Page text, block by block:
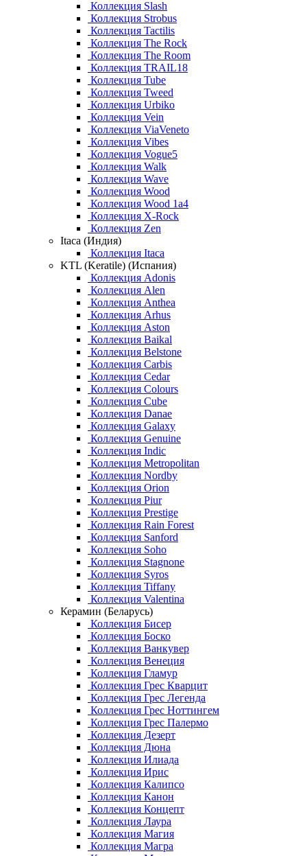
Коллекция Slash
Коллекция Strobus
Коллекция Tactilis
Коллекция The Rock
Коллекция The Room
Коллекция TRAIL18
Коллекция Tube
Коллекция Tweed
Коллекция Urbiko
Коллекция Vein
Коллекция ViaVeneto
Коллекция Vibes
Коллекция Vogue5
Коллекция Walk
Коллекция Wave
Коллекция Wood
Коллекция Wood 1a4
Коллекция X-Rock
Коллекция Zen
Itaca (Индия)
Коллекция Itaca
KTL (Keratile) (Испания)
Коллекция Adonis
Коллекция Alen
Коллекция Anthea
Коллекция Arhus
Коллекция Aston
Коллекция Baikal
Коллекция Belstone
Коллекция Carbis
Коллекция Cedar
Коллекция Colours
Коллекция Cube
Коллекция Danae
Коллекция Galaxy
Коллекция Genuine
Коллекция Indic
Коллекция Metropolitan
Коллекция Nordby
Коллекция Orion
Коллекция Piur
Коллекция Prestige
Коллекция Rain Forest
Коллекция Sanford
Коллекция Soho
Коллекция Stagnone
Коллекция Syros
Коллекция Tiffany
Коллекция Valentina
Керамин (Беларусь)
Коллекция Бисер
Коллекция Боско
Коллекция Ванкувер
Коллекция Венеция
Коллекция Гламур
Коллекция Грес Кварцит
Коллекция Грес Легенда
Коллекция Грес Ноттингем
Коллекция Грес Палермо
Коллекция Дезерт
Коллекция Дюна
Коллекция Илиада
Коллекция Ирис
Коллекция Калипсо
Коллекция Канон
Коллекция Концепт
Коллекция Лаура
Коллекция Магия
Коллекция Магра